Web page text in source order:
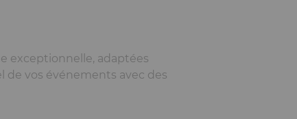
exceptionnelle, adaptées
de vos événements avec des